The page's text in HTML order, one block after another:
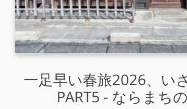
一足早い春旅2026、い
PART5 - ならまち